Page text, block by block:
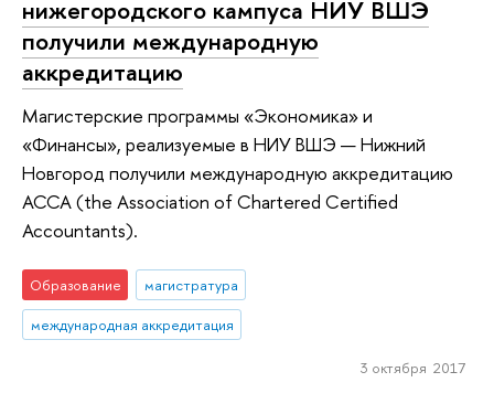
нижегородского кампуса НИУ ВШЭ
получили международную
аккредитацию
Магистерские программы «Экономика» и
«Финансы», реализуемые в НИУ ВШЭ — Нижний
Новгород получили международную аккредитацию
АССА (the Association of Chartered Certified
Accountants).
Образование
магистратура
международная аккредитация
3 октября 2017